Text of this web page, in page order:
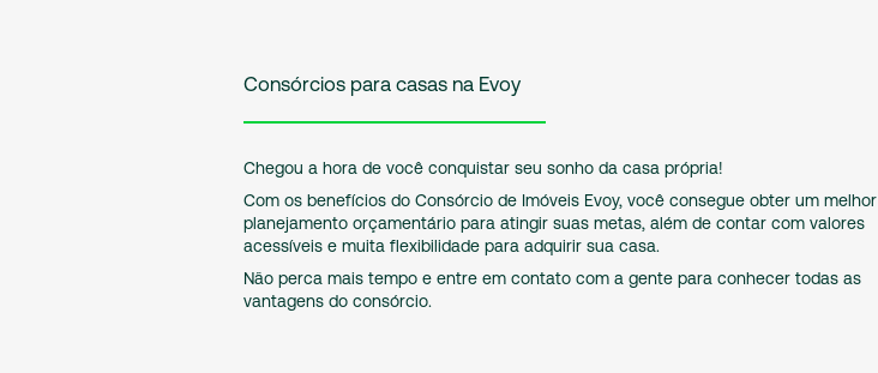
Consórcios para casas na Evoy
Chegou a hora de você conquistar seu sonho da casa própria!
Com os benefícios do Consórcio de Imóveis Evoy, você consegue obter um melhor
planejamento orçamentário para atingir suas metas, além de contar com valores
acessíveis e muita flexibilidade para adquirir sua casa.
Não perca mais tempo e entre em contato com a gente para conhecer todas as
vantagens do consórcio.